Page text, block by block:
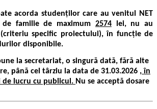
acorda studenților care au venitul NET
familie de maximum 2574lei, nu au
specific proiectului), în funcție de
disponibile.
la secretariat, o singură dată, fără alte
până cel târziu la data de 31.03.2026 , în
lucru cu publicul. Nu se acceptă dosare